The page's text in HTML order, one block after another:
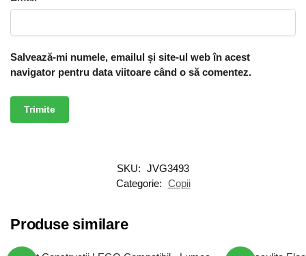
Salvează-mi numele, emailul și site-ul web în acest
navigator pentru data viitoare când o să comentez.
SKU: JVG3493
Categorie: Copii
Produse similare